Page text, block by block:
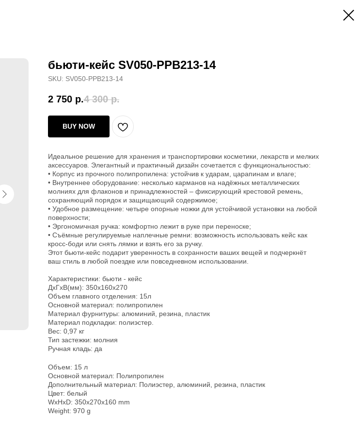
бьюти-кейс SV050-PPB213-14
SKU: SV050-PPB213-14
2 750 р.4 300 р.
BUY NOW
Идеальное решение для хранения и транспортировки косметики, лекарств и мелких
аксессуаров. Элегантный и практичный дизайн сочетается с функциональностью:
• Корпус из прочного полипропилена: устойчив к ударам, царапинам и влаге;
• Внутреннее оборудование: несколько карманов на надёжных металлических
молниях для флаконов и принадлежностей – фиксирующий крестовой ремень,
сохраняющий порядок и защищающий содержимое;
• Удобное размещение: четыре опорные ножки для устойчивой установки на любой
поверхности;
• Эргономичная ручка: комфортно лежит в руке при переноске;
• Съёмные регулируемые наплечные ремни: возможность использовать кейс как
кросс-боди или снять лямки и взять его за ручку.
Этот бьюти-кейс подарит уверенность в сохранности ваших вещей и подчеркнёт
ваш стиль в любой поездке или повседневном использовании.
Характеристики: бьюти - кейс
ДхГхВ(мм): 350x160x270
Объем главного отделения: 15л
Основной материал: полипропилен
Материал фурнитуры: алюминий, резина, пластик
Материал подкладки: полиэстер.
Вес: 0,97 кг
Тип застежки: молния
Ручная кладь: да
Объем: 15 л
Основной материал: Полипропилен
Дополнительный материал: Полиэстер, алюминий, резина, пластик
Цвет: белый
WxHxD: 350x270x160 mm
Weight: 970 g